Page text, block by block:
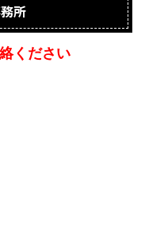
所
ください